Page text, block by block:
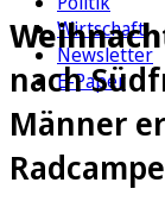
Wirtschaft
Newsletter
E-Paper
nach
Männer